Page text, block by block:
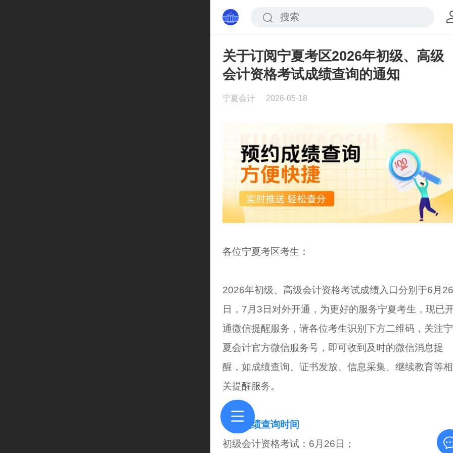
关于订阅宁夏考区2026年初级、高级
会计资格考试成绩查询的通知
宁夏会计 2026-05-18
各位宁夏考区考生：
2026年初级、高级会计资格考试成绩入口分别于6月26
日，7月3日对外开通，为更好的服务宁夏考生，现已
通微信提醒服务，请各位考生识别下方二维码，关注宁
夏会计官方微信服务号，即可收到及时的微信消息提
醒，如成绩查询、证书发放、信息采集、继续教育等相
关提醒服务。
一、成绩查询时间
初级会计资格考试：6月26日；